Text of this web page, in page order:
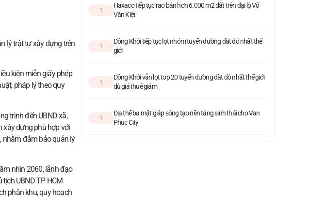
lý trật tự xây dựng trên
kiện miễn giấy phép
pháp lý theo quy
trình đến UBND xã,
xây dựng phù hợp với
nhằm đảm bảo quản lý
nhìn 2060, lãnh đạo
UBND TP HCM
phân khu, quy hoạch
1
Haxaco tiếp tục rao bán hơn 6.000 m2 đất trên đại lộ Võ
Văn Kiệt
1
Đồng Khởi tiếp tục lọt nhóm tuyến đường đắt đỏ nhất thế
giới
1
Đồng Khởi vẫn lọt top 20 tuyến đường đắt đỏ nhất thế giới
dù giá thuê giảm
1
Địa thế ba mặt giáp sông tạo nền tảng sinh thái cho Van
Phuc City